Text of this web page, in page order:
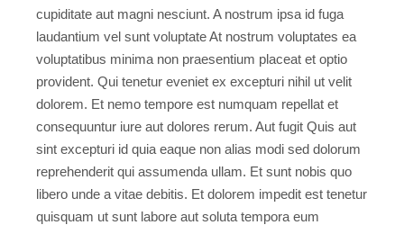
cupiditate aut magni nesciunt. A nostrum ipsa id fuga
laudantium vel sunt voluptate At nostrum voluptates ea
voluptatibus minima non praesentium placeat et optio
provident. Qui tenetur eveniet ex excepturi nihil ut velit
dolorem. Et nemo tempore est numquam repellat et
consequuntur iure aut dolores rerum. Aut fugit Quis aut
sint excepturi id quia eaque non alias modi sed dolorum
reprehenderit qui assumenda ullam. Et sunt nobis quo
libero unde a vitae debitis. Et dolorem impedit est tenetur
quisquam ut sunt labore aut soluta tempora eum